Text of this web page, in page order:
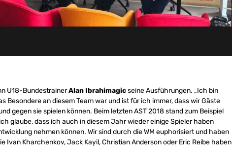
U18-BundestrainerAlan Ibrahimagicseine Ausführungen. „Ich bin
Besondere an diesem Team war und ist für ich immer, dass wir Gäste
gegen sie spielen können. Beim letzten AST 2018 stand zum Beispiel
glaube, dass ich auch in diesem Jahr wieder einige Spieler haben
nehmen können. Wir sind durch die WM euphorisiert und haben
Ivan Kharchenkov, Jack Kayil, Christian Anderson oder Eric Reibe haben